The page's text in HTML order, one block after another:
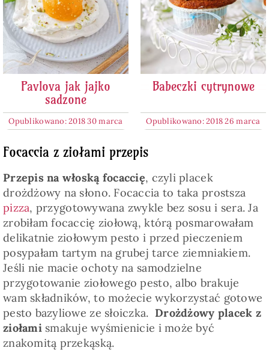
Pavlova jak jajko
sadzone
Opublikowano: 2018 30 marca
Babeczki cytrynowe
Opublikowano: 2018 26 marca
Focaccia z ziołami przepis
Przepis na włoską focaccię, czyli placek
drożdżowy na słono. Focaccia to taka prostsza
pizza, przygotowywana zwykle bez sosu i sera. Ja
zrobiłam focaccię ziołową, którą posmarowałam
delikatnie ziołowym pesto i przed pieczeniem
posypałam tartym na grubej tarce ziemniakiem.
Jeśli nie macie ochoty na samodzielne
przygotowanie ziołowego pesto, albo brakuje
wam składników, to możecie wykorzystać gotowe
pesto bazyliowe ze słoiczka. Drożdżowy placek z
ziołamismakuje wyśmienicie i może być
znakomitą przekąską.